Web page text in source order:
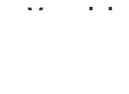
Voordelen